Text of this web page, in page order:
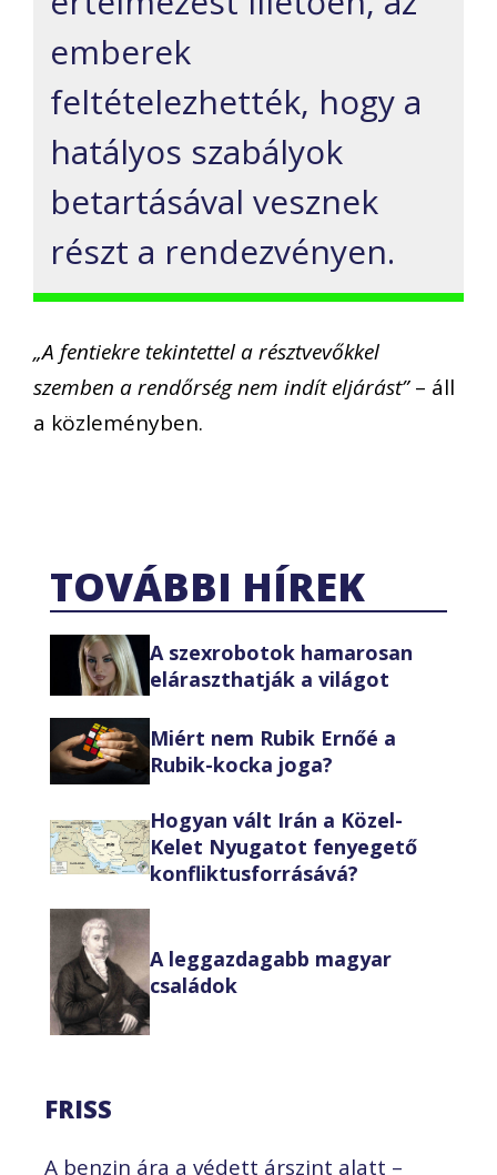
emberek
feltételezhették, hogy a
hatályos szabályok
betartásával vesznek
részt a rendezvényen.
„A fentiekre tekintettel a résztvevőkkel
szemben a rendőrség nem indít eljárást”– áll
a közleményben.
TOVÁBBI HÍREK
A szexrobotok hamarosan
eláraszthatják a világot
Miért nem Rubik Ernőé a
Rubik-kocka joga?
Hogyan vált Irán a Közel-
Kelet Nyugatot fenyegető
konfliktusforrásává?
A leggazdagabb magyar
családok
FRISS
A benzin ára a védett árszint alatt –